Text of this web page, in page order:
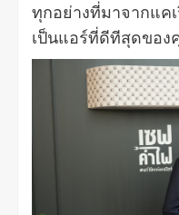
ทุกอย่างที่มาจากแค
เป็นแอร์ที่ดีทีสุดของ